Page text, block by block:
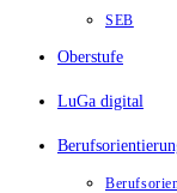
SEB
Oberstufe
LuGa digital